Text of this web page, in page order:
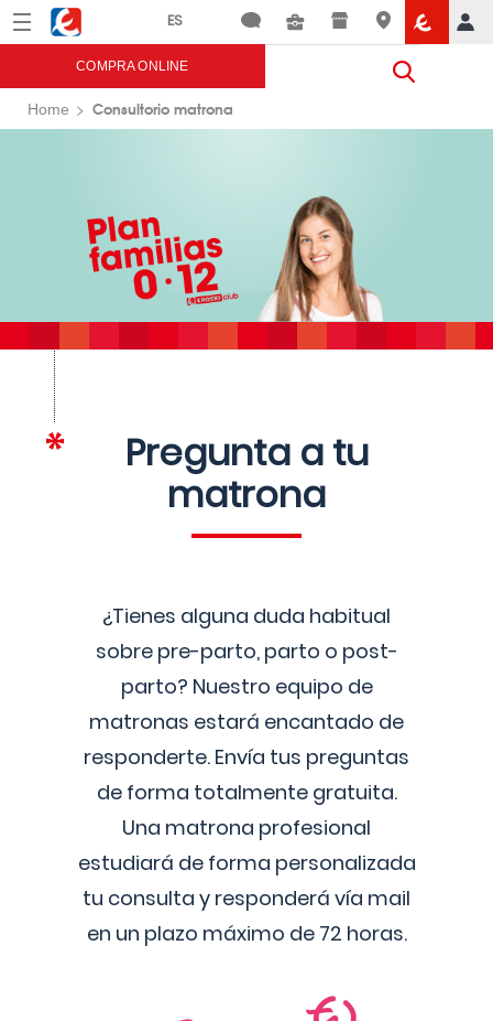
Menú Eroski
COMPRA ONLINE
Home Consultorio matrona
Pregunta a tu
matrona
¿Tienes alguna duda habitual
sobre pre-parto, parto o post-
parto? Nuestro equipo de
matronas estará encantado de
responderte. Envía tus preguntas
de forma totalmente gratuita.
Una matrona profesional
estudiará de forma personalizada
tu consulta y responderá vía mail
en un plazo máximo de 72 horas.